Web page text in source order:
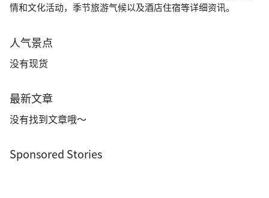
情和文化活动，季节旅游气候以及酒店住宿等详细资讯。
人气景点
没有现货
最新文章
没有找到文章哦～
Sponsored Stories